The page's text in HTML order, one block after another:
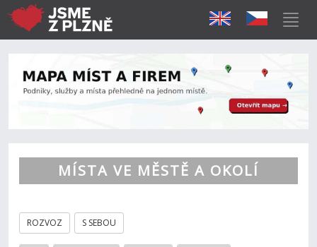
MÍSTA VE MĚSTĚ A OKOLÍ
ROZVOZ S SEBOU